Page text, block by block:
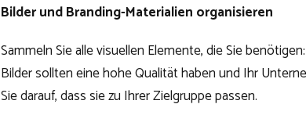
Bilder und Branding-Materialien organisieren
Sammeln Sie alle visuellen Elemente, die Sie
Bilder sollten eine hohe Qualität haben und Ihr
Sie darauf, dass sie zu Ihrer Zielgruppe passen.